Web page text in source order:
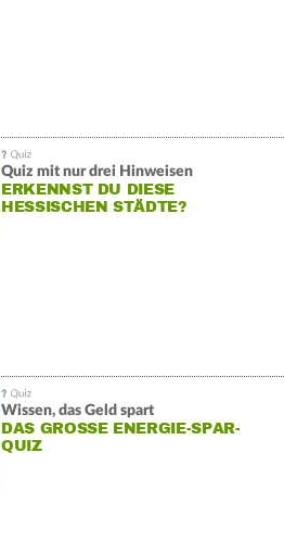
Quiz mit nur drei Hinweisen
ERKENNST DU DIESE
HESSISCHEN STÄDTE?
Wissen, das Geld spart
DAS GROSSE ENERGIE-SPAR-Q
UIZ